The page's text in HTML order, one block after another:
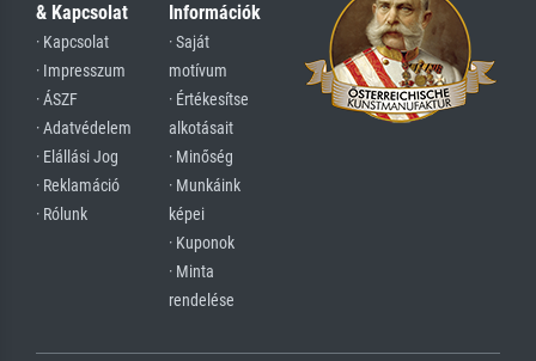
& Kapcsolat
· Kapcsolat
· Impresszum
· ÁSZF
· Adatvédelem
· Elállási Jog
· Reklamáció
· Rólunk
Információk
· Saját
motívum
· Értékesítse
alkotásait
· Minőség
· Munkáink
képei
· Kuponok
· Minta
rendelése